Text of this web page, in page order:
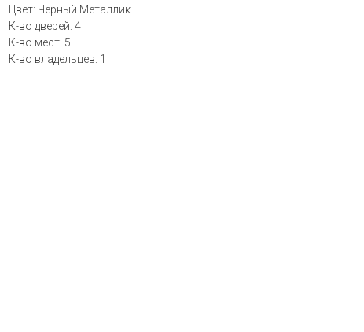
Цвет: Черный Металлик
К-во дверей: 4
К-во мест: 5
К-во владельцев: 1